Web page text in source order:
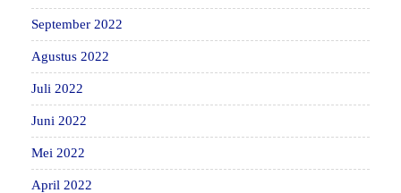
September 2022
Agustus 2022
Juli 2022
Juni 2022
Mei 2022
April 2022